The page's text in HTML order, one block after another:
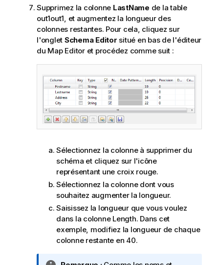
Supprimez la colonne LastName de la table
out1out1, et augmentez la longueur des
colonnes restantes. Pour cela, cliquez sur
l'onglet Schema Editor situé en bas de l'éditeur
du Map Editor et procédez comme suit :
Sélectionnez la colonne à supprimer du
schéma et cliquez sur l'icône
représentant une croix rouge.
Sélectionnez la colonne dont vous
souhaitez augmenter la longueur.
Saisissez la longueur que vous voulez
dans la colonne Length. Dans cet
exemple, modifiez la longueur de chaque
colonne restante en 40.